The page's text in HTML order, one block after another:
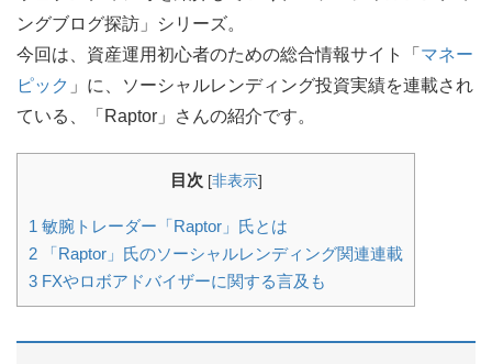
ングブログ探訪」シリーズ。
今回は、資産運用初心者のための総合情報サイト「 マネー
ピック 」に、ソーシャルレンディング投資実績を連載され
ている、「Raptor」さんの紹介です。
目次 [非表示]
1 敏腕トレーダー「Raptor」氏とは
2 「Raptor」氏のソーシャルレンディング関連連載
3 FXやロボアドバイザーに関する言及も